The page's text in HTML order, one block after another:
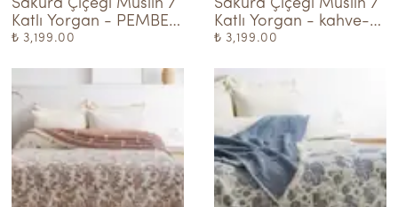
Sakura Çiçeği Müslin 7
Katlı Yorgan - PEMBE-
KREM
₺ 3,199.00
Sakura Çiçeği Müslin 7
Katlı Yorgan - kahve-
krem
₺ 3,199.00